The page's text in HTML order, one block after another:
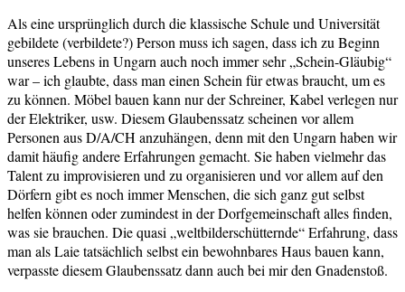
Als eine ursprünglich durch die klassische Schule und Universität
gebildete (verbildete?) Person muss ich sagen, dass ich zu Beginn
unseres Lebens in Ungarn auch noch immer sehr „Schein-Gläubig“
war – ich glaubte, dass man einen Schein für etwas braucht, um es
zu können. Möbel bauen kann nur der Schreiner, Kabel verlegen nur
der Elektriker, usw. Diesem Glaubenssatz scheinen vor allem
Personen aus D/A/CH anzuhängen, denn mit den Ungarn haben wir
damit häufig andere Erfahrungen gemacht. Sie haben vielmehr das
Talent zu improvisieren und zu organisieren und vor allem auf den
Dörfern gibt es noch immer Menschen, die sich ganz gut selbst
helfen können oder zumindest in der Dorfgemeinschaft alles finden,
was sie brauchen. Die quasi „weltbilderschütternde“ Erfahrung, dass
man als Laie tatsächlich selbst ein bewohnbares Haus bauen kann,
verpasste diesem Glaubenssatz dann auch bei mir den Gnadenstoß.